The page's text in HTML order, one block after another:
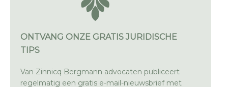
ONTVANG ONZE GRATIS JURIDISCHE
TIPS
Van Zinnicq Bergmann advocaten publiceert
regelmatig een gratis e-mail-nieuwsbrief met